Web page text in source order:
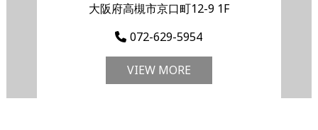
大阪府高槻市京口町12-9 1F
072-629-5954
VIEW MORE